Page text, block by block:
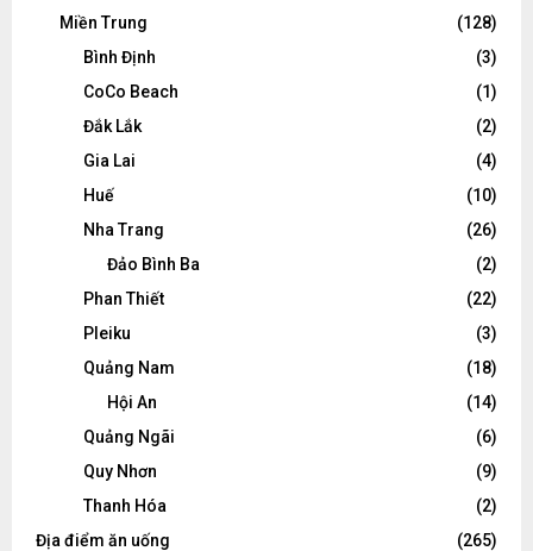
Miền Trung
(128)
Bình Định
(3)
CoCo Beach
(1)
Đắk Lắk
(2)
Gia Lai
(4)
Huế
(10)
Nha Trang
(26)
Đảo Bình Ba
(2)
Phan Thiết
(22)
Pleiku
(3)
Quảng Nam
(18)
Hội An
(14)
Quảng Ngãi
(6)
Quy Nhơn
(9)
Thanh Hóa
(2)
Địa điểm ăn uống
(265)